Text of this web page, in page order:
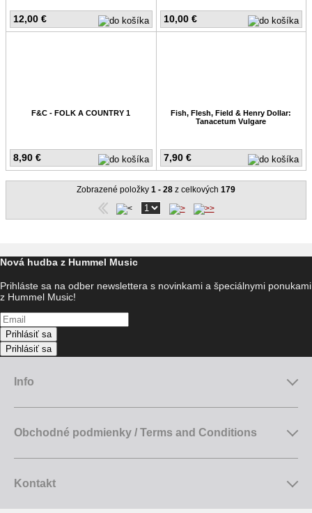
12,00 € 10,00 €
8,90 €
F&C - FOLK A COUNTRY 1
7,90 €
Fish, Flesh, Field & Henry Dollar:
Tanacetum Vulgare
Zobrazené položky 1 - 28 z celkových 179
Nová hudba z Hummel Music
Prihláste sa na odber newslettera s novinkami a špeciálnymi ponukami
z Hummel Music!
Prihlásiť sa
Prihlásiť sa
Info
Obchodné podmienky / Terms and Conditions
Kontakt